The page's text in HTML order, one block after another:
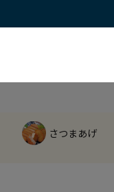
さつまあげ